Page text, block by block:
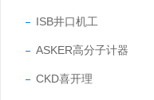
ISB井口机工
ASKER高分子计器
CKD喜开理